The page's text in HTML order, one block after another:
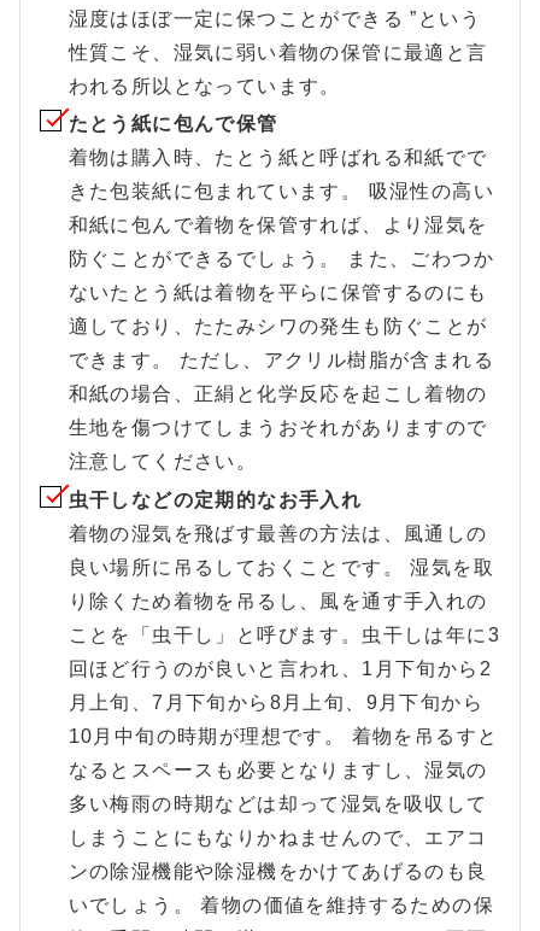
湿度はほぼ一定に保つことができる ”という
性質こそ、湿気に弱い着物の保管に最適と言
われる所以となっています。
たとう紙に包んで保管
着物は購入時、たとう紙と呼ばれる和紙でで
きた包装紙に包まれています。 吸湿性の高い
和紙に包んで着物を保管すれば、より湿気を
防ぐことができるでしょう。 また、ごわつか
ないたとう紙は着物を平らに保管するのにも
適しており、たたみシワの発生も防ぐことが
できます。 ただし、アクリル樹脂が含まれる
和紙の場合、正絹と化学反応を起こし着物の
生地を傷つけてしまうおそれがありますので
注意してください。
虫干しなどの定期的なお手入れ
着物の湿気を飛ばす最善の方法は、風通しの
良い場所に吊るしておくことです。 湿気を取
り除くため着物を吊るし、風を通す手入れの
ことを「虫干し」と呼びます。虫干しは年に3
回ほど行うのが良いと言われ、1月下旬から2
月上旬、7月下旬から8月上旬、9月下旬から
10月中旬の時期が理想です。 着物を吊るすと
なるとスペースも必要となりますし、湿気の
多い梅雨の時期などは却って湿気を吸収して
しまうことにもなりかねませんので、エアコ
ンの除湿機能や除湿機をかけてあげるのも良
いでしょう。 着物の価値を維持するための保